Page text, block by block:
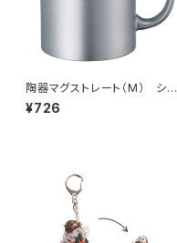
陶器マグストレート（M） シル
バー MG
¥726